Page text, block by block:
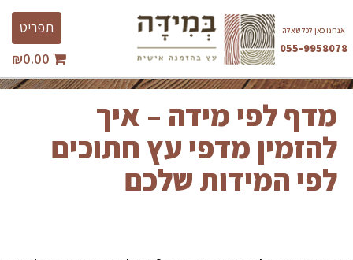
צבע רקע
zoom_out זום (הקטנה)
zoom_in זום (הגדלה)
to
content
אנחנו כאן לכל שאלה
055-9958078
Toggle
תפריט
₪0.00
מדף לפי מידה – איך
להזמין מדפי עץ חתוכים
לפי המידות שלכם